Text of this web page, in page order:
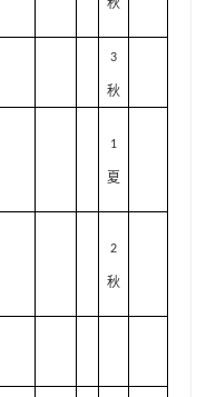
秋
3
秋
1
夏
2
秋